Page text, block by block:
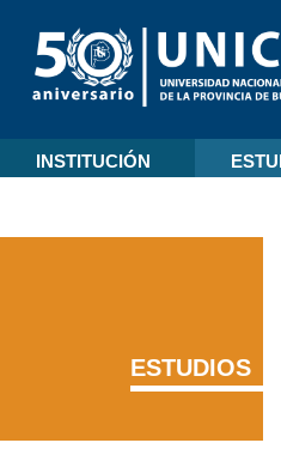
INSTITUCIÓN
ESTUDIOS